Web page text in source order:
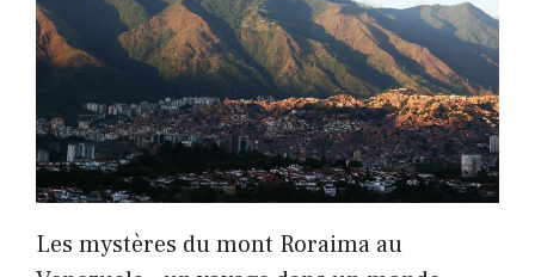
Les mystères du mont Roraima au